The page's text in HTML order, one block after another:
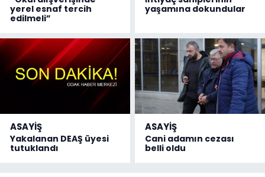
yerel esnaf tercih
edilmeli”
yaşamına dokundular
ASAYİŞ
Yakalanan DEAŞ üyesi
tutuklandı
ASAYİŞ
Cani adamın cezası
belli oldu